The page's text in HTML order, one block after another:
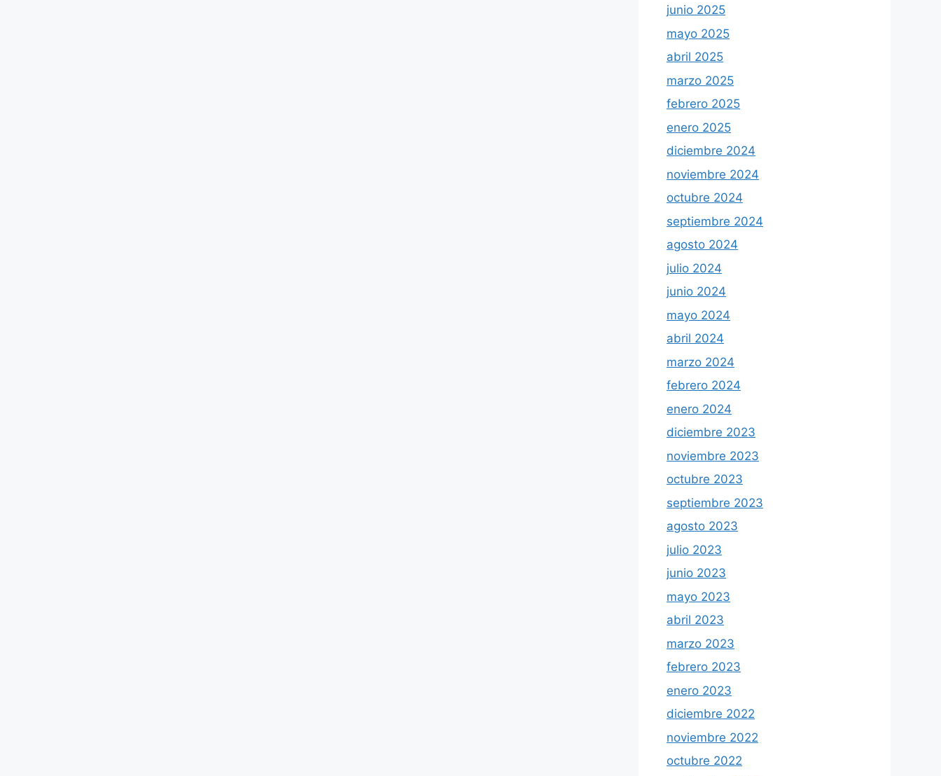
junio 2025
mayo 2025
abril 2025
marzo 2025
febrero 2025
enero 2025
diciembre 2024
noviembre 2024
octubre 2024
septiembre 2024
agosto 2024
julio 2024
junio 2024
mayo 2024
abril 2024
marzo 2024
febrero 2024
enero 2024
diciembre 2023
noviembre 2023
octubre 2023
septiembre 2023
agosto 2023
julio 2023
junio 2023
mayo 2023
abril 2023
marzo 2023
febrero 2023
enero 2023
diciembre 2022
noviembre 2022
octubre 2022